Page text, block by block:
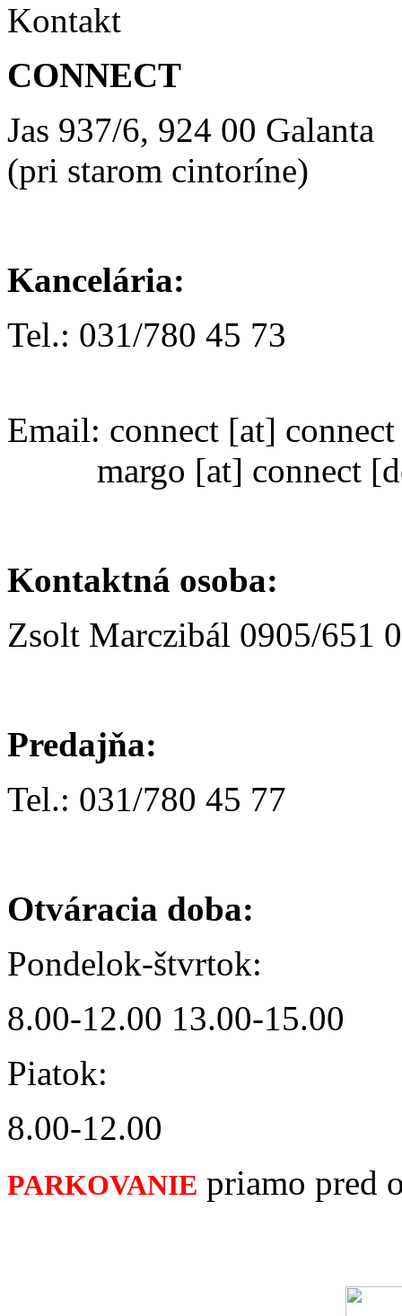
Kontakt
CONNECT
Jas 937/6, 924 00 Galanta
(pri starom cintoríne)
Kancelária:
Tel.: 031/780 45 73
Email: connect [at]
margo [at] connect
Kontaktná osoba:
Zsolt Marczibál 0905/651
Predajňa:
Tel.: 031/780 45 77
Otváracia doba:
Pondelok-štvrtok:
8.00-12.00 13.00-15.00
Piatok:
8.00-12.00
PARKOVANIE priamo pred